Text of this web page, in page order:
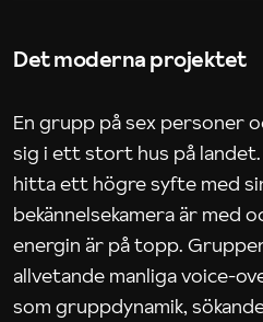
Det moderna projektet
En grupp på sex personer
sig i ett stort hus på
hitta ett högre syfte med
bekännelsekamera är med
energin är på topp.
allvetande manliga voice-
som gruppdynamik,